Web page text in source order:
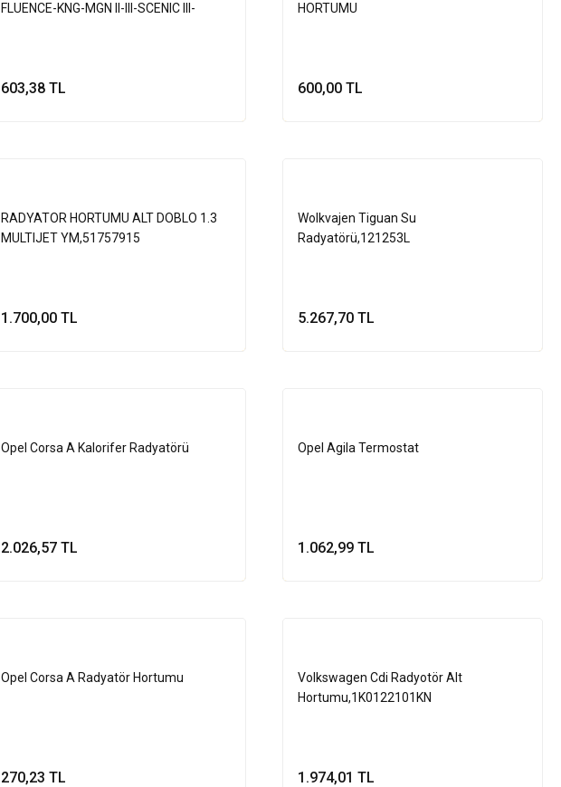
FLUENCE-KNG-MGN II-III-SCENIC III-
603,38 TL
HORTUMU
600,00 TL
RADYATOR HORTUMU ALT DOBLO 1.3
MULTIJET YM,51757915
1.700,00 TL
Wolkvajen Tiguan Su
Radyatörü,121253L
5.267,70 TL
Opel Corsa A Kalorifer Radyatörü
2.026,57 TL
Opel Agila Termostat
1.062,99 TL
Opel Corsa A Radyatör Hortumu
270,23 TL
Volkswagen Cdi Radyotör Alt
Hortumu,1K0122101KN
1.974,01 TL